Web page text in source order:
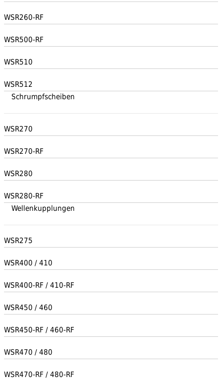
WSR260-RF
WSR500-RF
WSR510
WSR512
Schrumpfscheiben
WSR270
WSR270-RF
WSR280
WSR280-RF
Wellenkupplungen
WSR275
WSR400 / 410
WSR400-RF / 410-RF
WSR450 / 460
WSR450-RF / 460-RF
WSR470 / 480
WSR470-RF / 480-RF